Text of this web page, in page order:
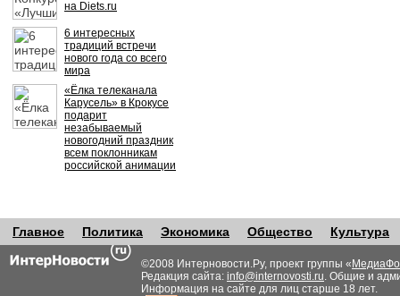
на Diets.ru
6 интересных
традиций встречи
нового года со всего
мира
«Ёлка телеканала
Карусель» в Крокусе
подарит
незабываемый
новогодний праздник
всем поклонникам
российской анимации
Главное Политика Экономика Общество Культура
©2008 Интерновости.Ру, проект группы «
Редакция сайта: info@internovosti.ru. Общие и
Информация на сайте для лиц старше 18 лет.